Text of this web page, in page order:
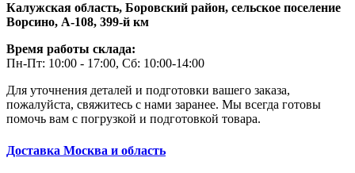
Калужская область, Боровский район, сельское поселение
Ворсино, А-108, 399-й км
Время работы склада:
Пн-Пт: 10:00 - 17:00, Сб: 10:00-14:00
Для уточнения деталей и подготовки вашего заказа,
пожалуйста, свяжитесь с нами заранее. Мы всегда готовы
помочь вам с погрузкой и подготовкой товара.
Доставка Москва и область